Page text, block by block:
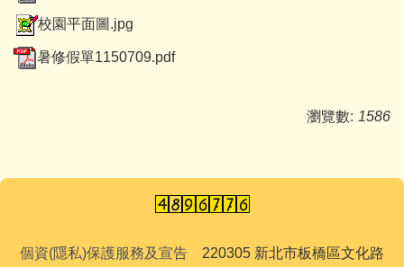
校園平面圖.jpg
暑修假單1150709.pdf
瀏覽數: 1586
個資(隱私)保護服務及宣告 220305 新北市板橋區文化路